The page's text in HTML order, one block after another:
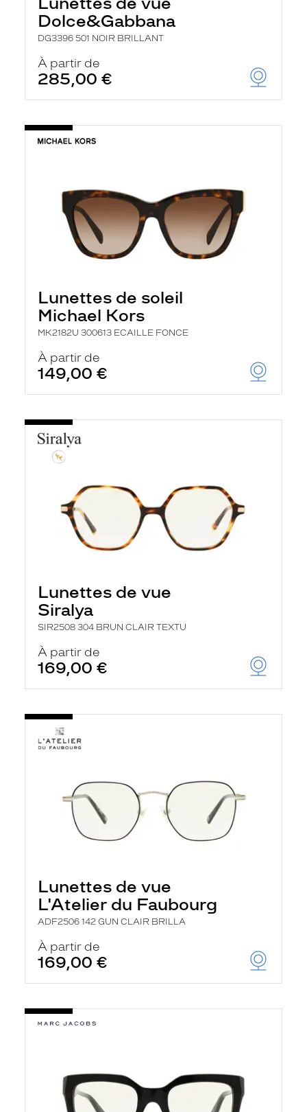
Dolce&Gabbana
DG3396 501 NOIR BRILLANT
À partir de
285,00 €
Lunettes de soleil
Michael Kors
MK2182U 300613 ECAILLE FONCE
À partir de
149,00 €
Lunettes de vue
Siralya
SIR2508 304 BRUN CLAIR TEXTU
À partir de
169,00 €
Lunettes de vue
L'Atelier du Faubourg
ADF2506 142 GUN CLAIR BRILLA
À partir de
169,00 €